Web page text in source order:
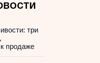
три
продаже